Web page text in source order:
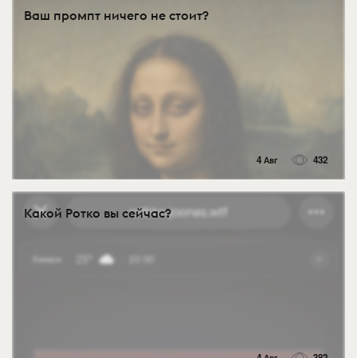
Ваш промпт ничего не стоит?
4 Авг 432
Какой Ротко вы сейчас?